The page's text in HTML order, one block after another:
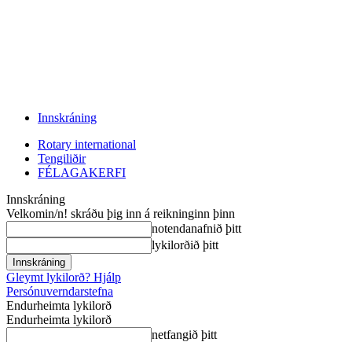
Innskráning
Rotary international
Tengiliðir
FÉLAGAKERFI
Innskráning
Velkomin/n! skráðu þig inn á reikninginn þinn
notendanafnið þitt
lykilorðið þitt
Gleymt lykilorð? Hjálp
Persónuverndarstefna
Endurheimta lykilorð
Endurheimta lykilorð
netfangið þitt